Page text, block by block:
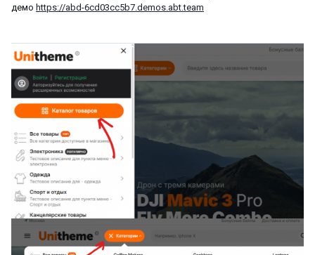
демо https://abd-6cd03cc5b7.demos.abt.team